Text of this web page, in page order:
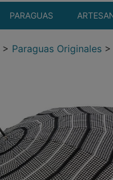
PARAGUAS
> Paraguas Originales >